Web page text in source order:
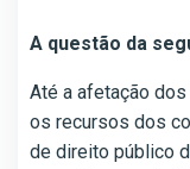
A questão da
Até a afetação
os recursos dos
de direito público